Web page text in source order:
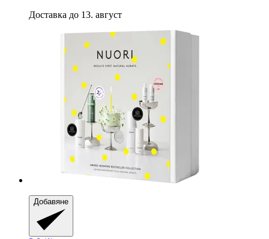
Доставка до 13. август
Добавяне